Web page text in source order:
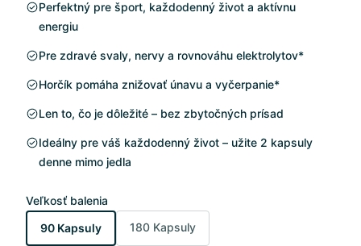
Perfektný pre šport, každodenný život a aktívnu
energiu
Pre zdravé svaly, nervy a rovnováhu elektrolytov*
Horčík pomáha znižovať únavu a vyčerpanie*
Len to, čo je dôležité – bez zbytočných prísad
Ideálny pre váš každodenný život – užite 2 kapsuly
denne mimo jedla
Veľkosť balenia
90 Kapsuly
180 Kapsuly